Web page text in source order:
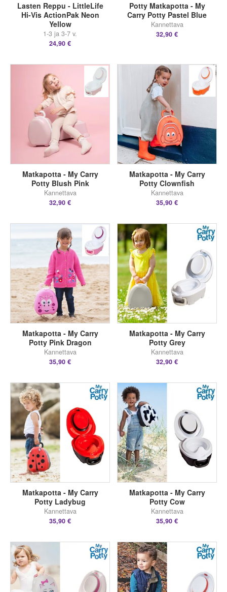
Lasten Reppu - LittleLife
Hi-Vis ActionPak Neon
Yellow
1-3 ja 3-7 v.
24,90 €
Potty Matkapotta - My
Carry Potty Pastel Blue
Kannettava
32,90 €
Matkapotta - My Carry
Potty Blush Pink
Kannettava
32,90 €
Matkapotta - My Carry
Potty Clownfish
Kannettava
35,90 €
Matkapotta - My Carry
Potty Pink Dragon
Kannettava
35,90 €
Matkapotta - My Carry
Potty Grey
Kannettava
32,90 €
Matkapotta - My Carry
Potty Ladybug
Kannettava
35,90 €
Matkapotta - My Carry
Potty Cow
Kannettava
35,90 €